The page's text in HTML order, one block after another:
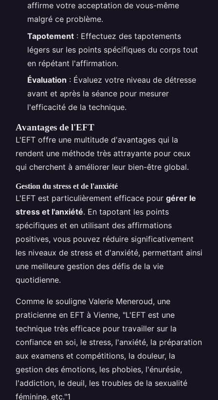
affirme votre acceptation de vous-même
malgré ce problème.
Tapotement : Effectuez des tapotements
légers sur les points spécifiques du corps tout
en répétant l'affirmation.
Évaluation : Évaluez votre niveau de détresse
avant et après la séance pour mesurer
l'efficacité de la technique.
Avantages de l'EFT
L'EFT offre une multitude d'avantages qui la
rendent une méthode très attrayante pour ceux
qui cherchent à améliorer leur bien-être global.
Gestion du stress et de l'anxiété
L'EFT est particulièrement efficace pour gérer le
stress et l'anxiété. En tapotant les points
spécifiques et en utilisant des affirmations
positives, vous pouvez réduire significativement
les niveaux de stress et d'anxiété, permettant ainsi
une meilleure gestion des défis de la vie
quotidienne.
Comme le souligne Valerie Meneroud, une
praticienne en EFT à Vienne, "L'EFT est une
technique très efficace pour travailler sur la
confiance en soi, le stress, l'anxiété, la préparation
aux examens et compétitions, la douleur, la
gestion des émotions, les phobies, l'énurésie,
l'addiction, le deuil, les troubles de la sexualité
féminine, etc."1